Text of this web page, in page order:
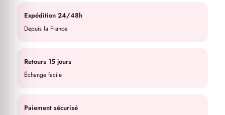
Expédition 24/48h
Depuis la France
Retours 15 jours
Échange facile
Paiement sécurisé